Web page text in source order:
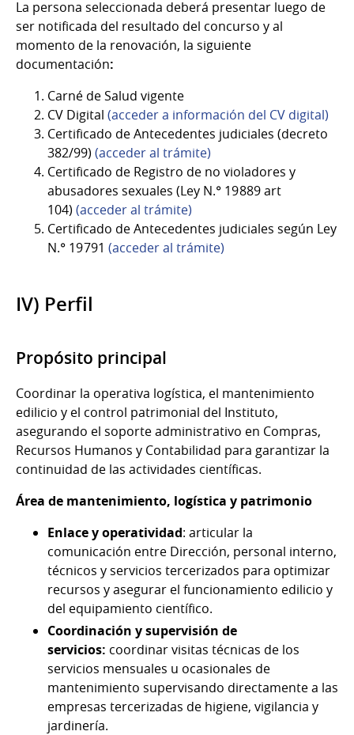
La persona seleccionada deberá presentar luego de
ser notificada del resultado del concurso y al
momento de la renovación, la siguiente
documentación:
Carné de Salud vigente
CV Digital (acceder a información del CV digital)
Certificado de Antecedentes judiciales (decreto
382/99) (acceder al trámite)
Certificado de Registro de no violadores y
abusadores sexuales (Ley N.° 19 889 art
104) (acceder al trámite)
Certificado de Antecedentes judiciales según Ley
N.° 19 791 (acceder al trámite)
IV) Perfil
Propósito principal
Coordinar la operativa logística, el mantenimiento
edilicio y el control patrimonial del Instituto,
asegurando el soporte administrativo en Compras,
Recursos Humanos y Contabilidad para garantizar la
continuidad de las actividades científicas.
Área de mantenimiento, logística y patrimonio
Enlace y operatividad: articular la
comunicación entre Dirección, personal interno,
técnicos y servicios tercerizados para optimizar
recursos y asegurar el funcionamiento edilicio y
del equipamiento científico.
Coordinación y supervisión de
servicios: coordinar visitas técnicas de los
servicios mensuales u ocasionales de
mantenimiento supervisando directamente a las
empresas tercerizadas de higiene, vigilancia y
jardinería.